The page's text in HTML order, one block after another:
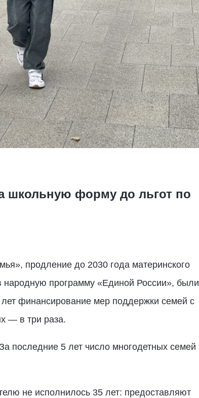
школьную форму до льгот по
продление до 2030 года материнского
программу «Единой России», были
финансирование мер поддержки семей с
— в три раза.
последние 5 лет число многодетных семей
не исполнилось 35 лет: предоставляют